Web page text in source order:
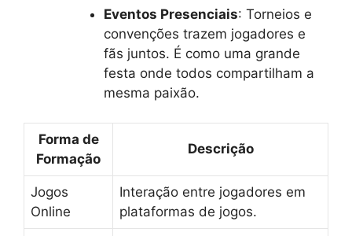
Eventos Presenciais: Torneios e
convenções trazem jogadores e
fãs juntos. É como uma grande
festa onde todos compartilham a
mesma paixão.
Forma de
Formação
Descrição
Jogos
Online
Interação entre jogadores em
plataformas de jogos.